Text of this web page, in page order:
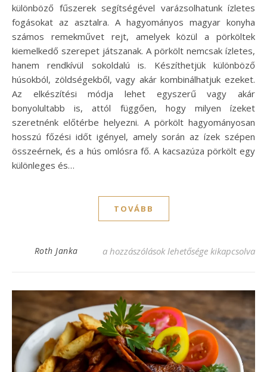
különböző fűszerek segítségével varázsolhatunk ízletes
fogásokat az asztalra. A hagyományos magyar konyha
számos remekművet rejt, amelyek közül a pörköltek
kiemelkedő szerepet játszanak. A pörkölt nemcsak ízletes,
hanem rendkívül sokoldalú is. Készíthetjük különböző
húsokból, zöldségekből, vagy akár kombinálhatjuk ezeket.
Az elkészítési módja lehet egyszerű vagy akár
bonyolultabb is, attól függően, hogy milyen ízeket
szeretnénk előtérbe helyezni. A pörkölt hagyományosan
hosszú főzési időt igényel, amely során az ízek szépen
összeérnek, és a hús omlósra fő. A kacsazúza pörkölt egy
különleges és…
TOVÁBB
Roth Janka Kacsazúza pörkölt recept: ízletes fogás
a hozzászólások lehetősége kikapcsolva